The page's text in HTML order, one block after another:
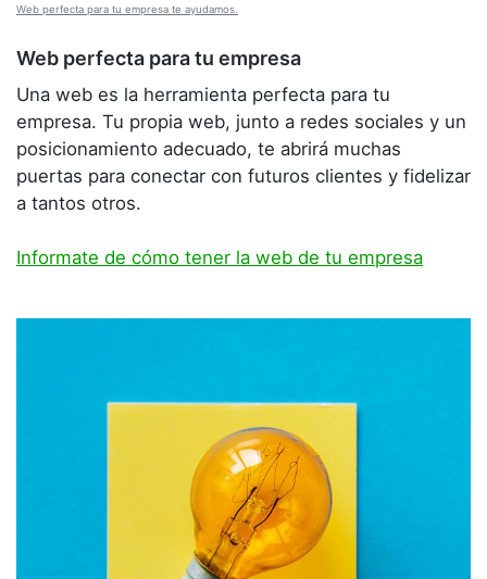
Web perfecta para tu empresa te ayudamos.
Web perfecta para tu empresa
Una web es la herramienta perfecta para tu
empresa. Tu propia web, junto a redes sociales y un
posicionamiento adecuado, te abrirá muchas
puertas para conectar con futuros clientes y fidelizar
a tantos otros.
Informate de cómo tener la web de tu empresa